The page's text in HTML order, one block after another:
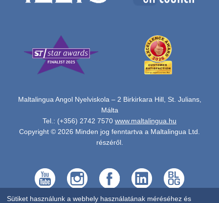
Maltalingua Angol Nyelviskola – 2 Birkirkara Hill, St. Julians,
Málta
Tel.: (+356) 2742 7570 www.maltalingua.hu
Copyright © 2026 Minden jog fenntartva a Maltalingua Ltd.
részéről.
Sütiket használunk a webhely használatának méréséhez és